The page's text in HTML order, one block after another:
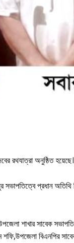
রথযাত্রা অনুষ্ঠিত হয়েছে।
সভাপতিত্বে প্রধান
উপজেলা শাখার সাবেক
বিএনপির